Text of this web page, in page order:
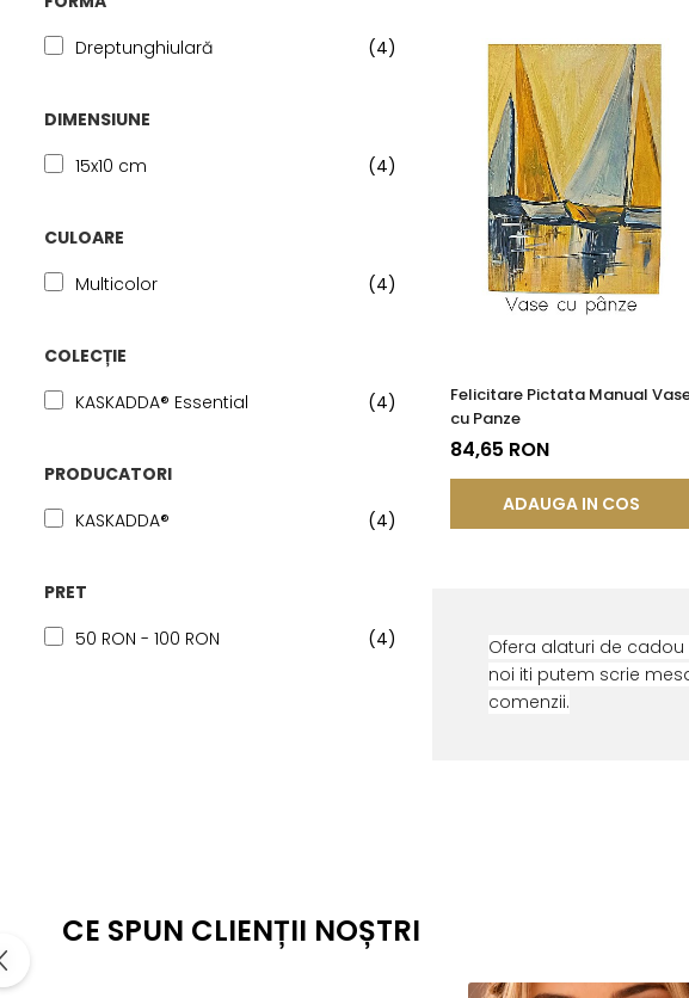
Brățări cu Perle
Brose cu Perle
Dreptunghiulară
(4)
DIMENSIUNE
15x10 cm
(4)
CULOARE
Multicolor
(4)
COLECȚIE
KASKADDA® Essential
(4)
PRODUCATORI
KASKADDA®
(4)
PRET
50 RON - 100 RON
(4)
Felicitare Pictata Manual
cu Panze
84,65 RON
ADAUGA IN COS
Ofera alaturi de
noi iti putem scrie
comenzii.
CE SPUN CLIENȚII NOȘTRI